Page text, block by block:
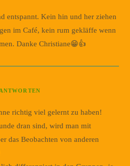
entspannt. Kein hin und her ziehen
im Café, kein rum gekläffe wenn
Danke Christiane😁👍
ANTWORTEN
richtig viel gelernt zu haben!
dran sind, wird man mit
das Beobachten von anderen